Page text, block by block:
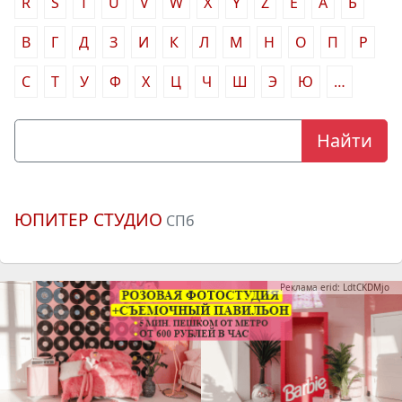
В
Г Д З И К Л М Н О П
Р
С
Т У Ф Х Ц Ч Ш Э Ю …
ЮПИТЕР СТУДИО СПб
Реклама erid: LdtCKDMjo